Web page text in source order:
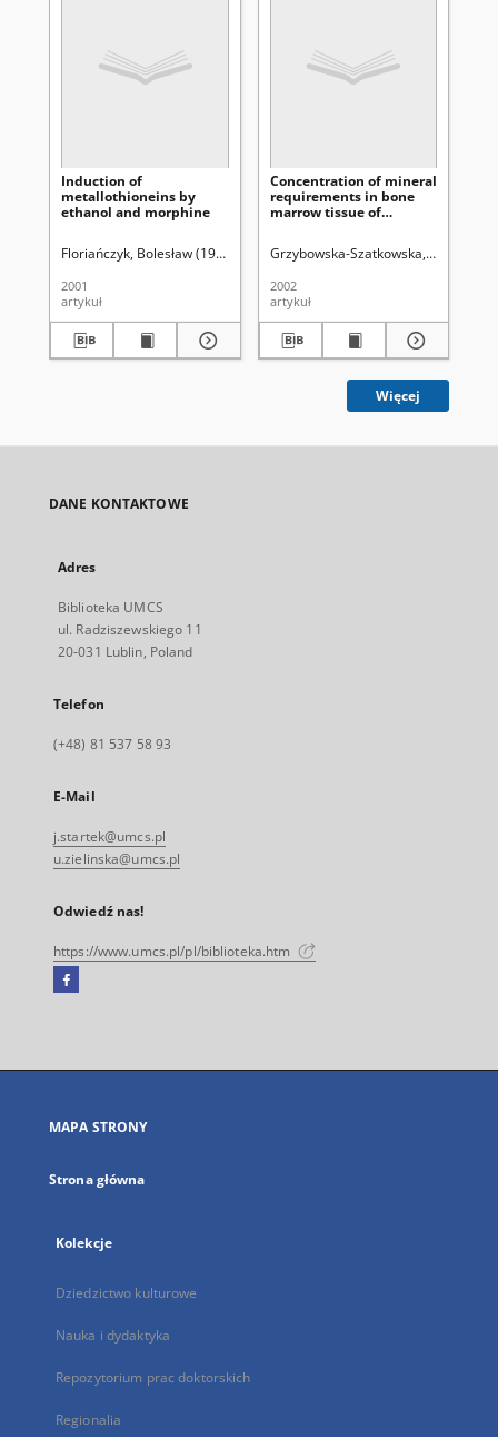
Induction of
metallothioneins by
ethanol and morphine
Floriańczyk, Bolesław (19..-2017). Stryjecka-Zimmer, Marta.
2001
artykuł
Concentration of mineral
requirements in bone
marrow tissue of
Grzybowska-Szatkowska, Ludmiła
2002
artykuł
Więcej
DANE KONTAKTOWE
Adres
Biblioteka UMCS
ul. Radziszewskiego 11
20-031 Lublin, Poland
Telefon
(+48) 81 537 58 93
E-Mail
j.startek@umcs.pl
u.zielinska@umcs.pl
Odwiedź nas!
https://www.umcs.pl/pl/biblioteka.htm
Facebook
się
karcie
MAPA STRONY
Strona główna
Kolekcje
Dziedzictwo kulturowe
Nauka i dydaktyka
Repozytorium prac doktorskich
Regionalia